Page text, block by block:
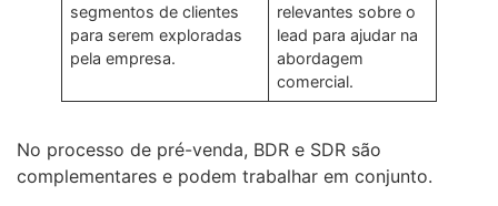
segmentos de clientes
para serem exploradas
pela empresa.
relevantes sobre o
lead para ajudar na
abordagem
comercial.
No processo de pré-venda, BDR e SDR são
complementares e podem trabalhar em conjunto.